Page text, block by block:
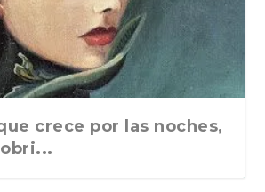
crece por las noches,